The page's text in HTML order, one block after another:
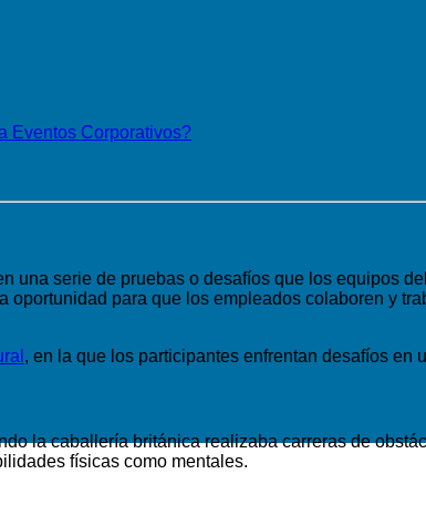
Eventos Corporativos?
una serie de pruebas o desafíos que los equipos
oportunidad para que los empleados colaboren y
, en la que los participantes enfrentan desafíos en
la caballería británica realizaba carreras de
físicas como mentales.